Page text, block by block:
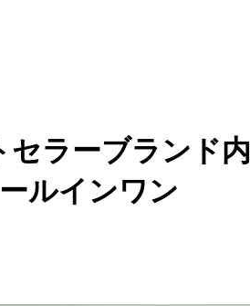
セラーブラン
ルインワン